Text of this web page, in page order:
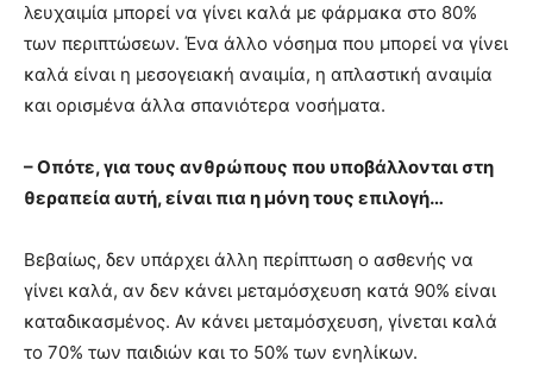
λευχαιμία μπορεί να γίνει καλά με φάρμακα στο 80%
των περιπτώσεων. Ένα άλλο νόσημα που μπορεί να γίνει
καλά είναι η μεσογειακή αναιμία, η απλαστική αναιμία
και ορισμένα άλλα σπανιότερα νοσήματα.
– Οπότε, για τους ανθρώπους που υποβάλλονται στη
θεραπεία αυτή, είναι πια η μόνη τους επιλογή…
Βεβαίως, δεν υπάρχει άλλη περίπτωση ο ασθενής να
γίνει καλά, αν δεν κάνει μεταμόσχευση κατά 90% είναι
καταδικασμένος. Αν κάνει μεταμόσχευση, γίνεται καλά
το 70% των παιδιών και το 50% των ενηλίκων.